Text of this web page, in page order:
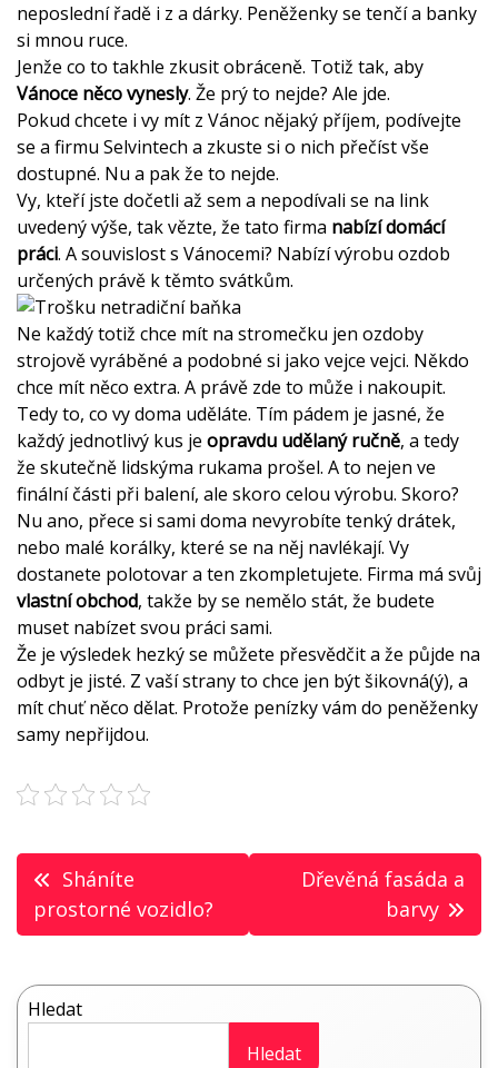
neposlední řadě i z a dárky. Peněženky se tenčí a banky
si mnou ruce.
Jenže co to takhle zkusit obráceně. Totiž tak, aby
Vánoce něco vynesly. Že prý to nejde? Ale jde.
Pokud chcete i vy mít z Vánoc nějaký příjem, podívejte
se a firmu Selvintech a zkuste si o nich přečíst vše
dostupné. Nu a pak že to nejde.
Vy, kteří jste dočetli až sem a nepodívali se na link
uvedený výše, tak vězte, že tato firma nabízí domácí
práci. A souvislost s Vánocemi? Nabízí výrobu ozdob
určených právě k těmto svátkům.
Ne každý totiž chce mít na stromečku jen ozdoby
strojově vyráběné a podobné si jako vejce vejci. Někdo
chce mít něco extra. A právě zde to může i nakoupit.
Tedy to, co vy doma uděláte. Tím pádem je jasné, že
každý jednotlivý kus je opravdu udělaný ručně, a tedy
že skutečně lidskýma rukama prošel. A to nejen ve
finální části při balení, ale skoro celou výrobu. Skoro?
Nu ano, přece si sami doma nevyrobíte tenký drátek,
nebo malé korálky, které se na něj navlékají. Vy
dostanete polotovar a ten zkompletujete. Firma má svůj
vlastní obchod, takže by se nemělo stát, že budete
muset nabízet svou práci sami.
Že je výsledek hezký se můžete přesvědčit a že půjde na
odbyt je jisté. Z vaší strany to chce jen být šikovná(ý), a
mít chuť něco dělat. Protože penízky vám do peněženky
samy nepřijdou.
Navigace
pro
Sháníte
prostorné vozidlo?
Dřevěná fasáda a
barvy
Hledat
Hledat